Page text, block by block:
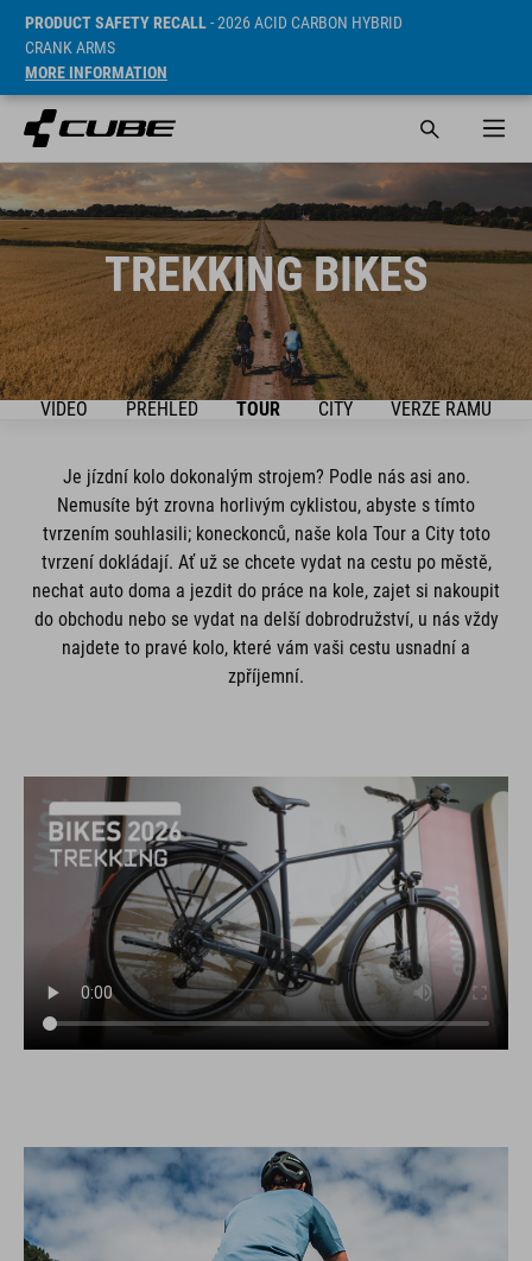
PRODUCT SAFETY RECALL- 2026 ACID CARBON HYBRID
CRANK ARMS
MORE INFORMATION
TREKKING BIKES
VIDEO PŘEHLED TOUR CITY VERZÉ RAMU
Je jízdní kolo dokonalým strojem? Podle nás asi ano.
Nemusíte být zrovna horlivým cyklistou, abyste s tímto
tvrzením souhlasili; koneckonců, naše kola Tour a City toto
tvrzení dokládají. Ať už se chcete vydat na cestu po městě,
nechat auto doma a jezdit do práce na kole, zajet si nakoupit
do obchodu nebo se vydat na delší dobrodružství, u nás vždy
najdete to pravé kolo, které vám vaši cestu usnadní a
zpříjemní.